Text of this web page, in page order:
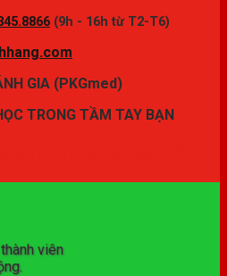
(9h - 16h từ T2-T6)
GIA (PKGmed)
TRONG TẦM TAY BẠN
viên